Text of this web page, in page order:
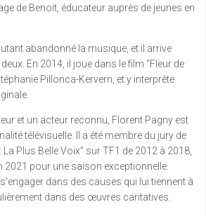
de Benoit, éducateur auprès de jeunes en
abandonné la musique, et il arrive
En 2014, il joue dans le film “Fleur de
Pillonca-Kervern, et y interprète
et un acteur reconnu, Florent Pagny est
télévisuelle. Il a été membre du jury de
La Plus Belle Voix” sur TF1 de 2012 à 2018,
2021 pour une saison exceptionnelle.
dans des causes qui lui tiennent à
dans des œuvres caritatives.